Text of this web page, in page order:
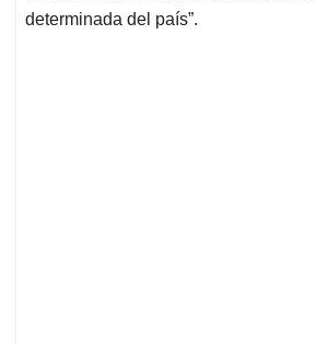
determinada del país”.